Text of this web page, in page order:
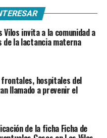
Vilos invita a la comunidad a
de la lactancia materna
hospitales del
llamado a prevenir el
de la ficha Ficha de